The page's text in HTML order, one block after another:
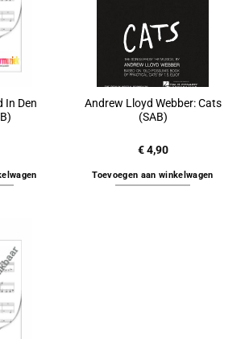
In Den
Andrew Lloyd Webber: Cats
(SAB)
€4,90
Toevoegen aan winkelwagen